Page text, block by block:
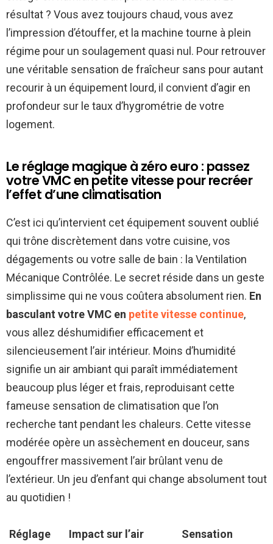
résultat ? Vous avez toujours chaud, vous avez
l’impression d’étouffer, et la machine tourne à plein
régime pour un soulagement quasi nul. Pour retrouver
une véritable sensation de fraîcheur sans pour autant
recourir à un équipement lourd, il convient d’agir en
profondeur sur le taux d’hygrométrie de votre
logement.
Le réglage magique à zéro euro : passez
votre VMC en petite vitesse pour recréer
l’effet d’une climatisation
C’est ici qu’intervient cet équipement souvent oublié
qui trône discrètement dans votre cuisine, vos
dégagements ou votre salle de bain : la Ventilation
Mécanique Contrôlée. Le secret réside dans un geste
simplissime qui ne vous coûtera absolument rien. En
basculant votre VMC en petite vitesse continue,
vous allez déshumidifier efficacement et
silencieusement l’air intérieur. Moins d’humidité
signifie un air ambiant qui paraît immédiatement
beaucoup plus léger et frais, reproduisant cette
fameuse sensation de climatisation que l’on
recherche tant pendant les chaleurs. Cette vitesse
modérée opère un assèchement en douceur, sans
engouffrer massivement l’air brûlant venu de
l’extérieur. Un jeu d’enfant qui change absolument tout
au quotidien !
Réglage Impact sur l’air Sensation